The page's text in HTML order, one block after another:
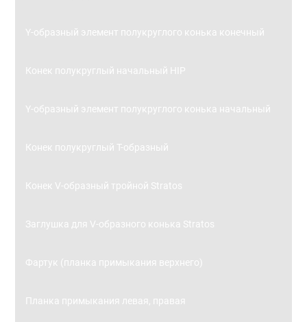
Y-образный элемент полукруглого конька конечный
Конек полукруглый начальный HIP
Y-образный элемент полукруглого конька начальный
Конек полукруглый Т-образный
Конек V-образный тройной Stratos
Заглушка для V-образного конька Stratos
Фартук (планка примыкания верхнего)
Планка примыкания левая, правая